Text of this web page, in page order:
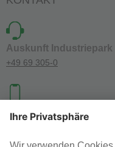
Auskunft Industriepark
+49 69 305-0
Investoren-Kontakt
+49 69 305-46300